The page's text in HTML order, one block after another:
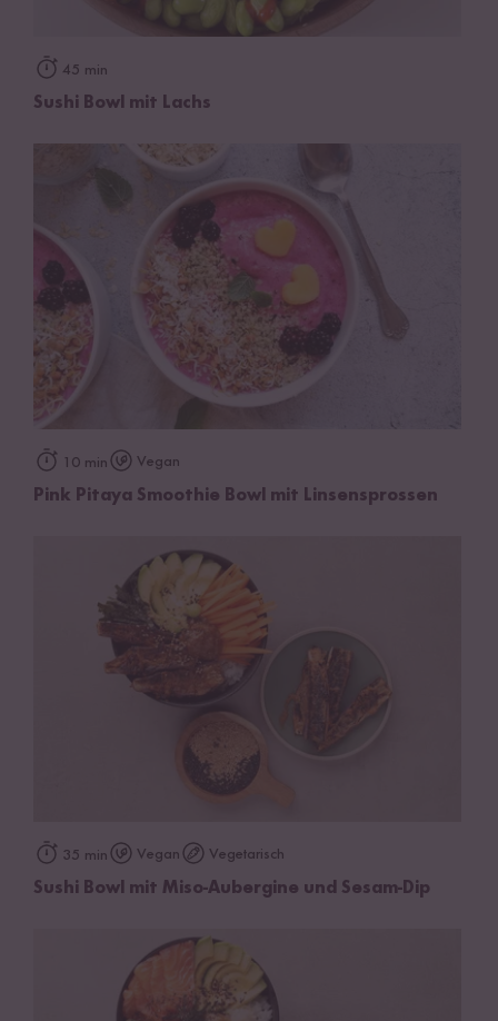
45 min
Sushi Bowl mit Lachs
10 min Vegan
Pink Pitaya Smoothie Bowl mit Linsensprossen
35 min Vegan Vegetarisch
Sushi Bowl mit Miso-Aubergine und Sesam-Dip